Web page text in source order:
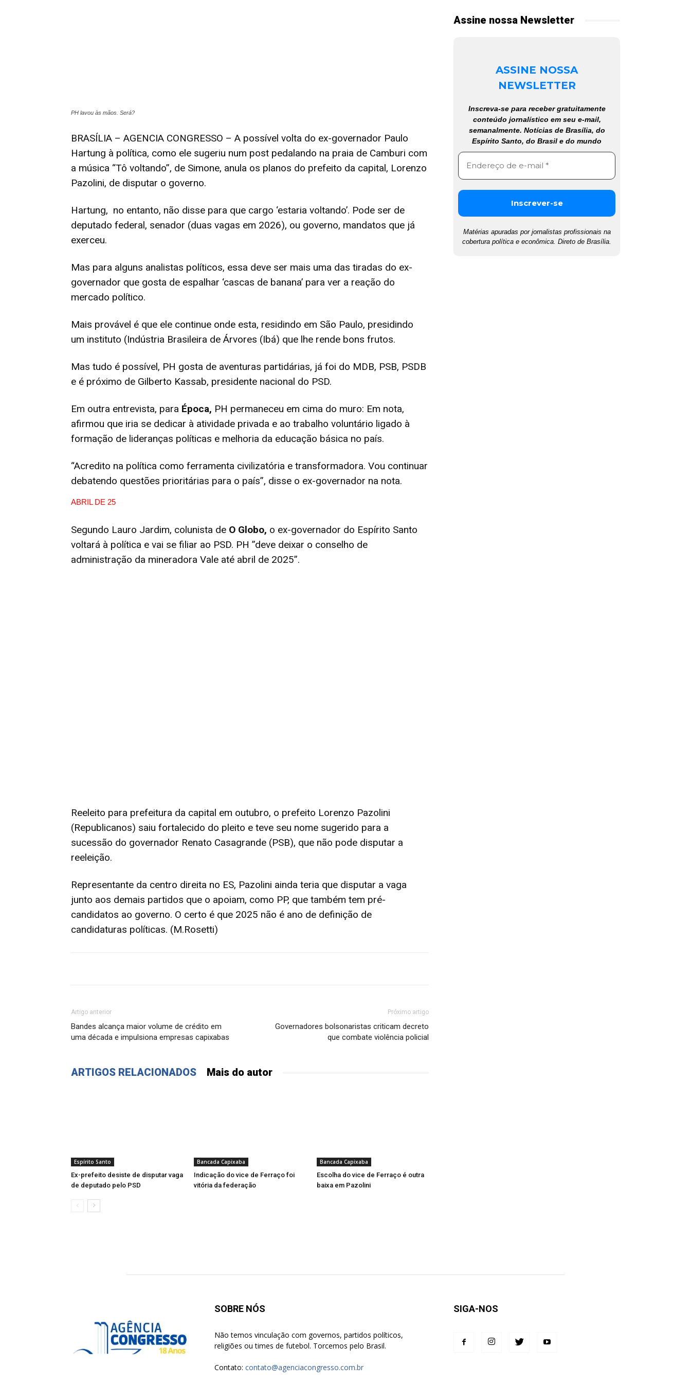
PH lavou às mãos. Será?
BRASÍLIA – AGENCIA CONGRESSO – A possível volta do ex-governador Paulo
Hartung à política, como ele sugeriu num post pedalando na praia de Camburi com
a música “Tô voltando”, de Simone, anula os planos do prefeito da capital, Lorenzo
Pazolini, de disputar o governo.
Hartung, no entanto, não disse para que cargo ‘estaria voltando’. Pode ser de
deputado federal, senador (duas vagas em 2026), ou governo, mandatos que já
exerceu.
Mas para alguns analistas políticos, essa deve ser mais uma das tiradas do ex-
governador que gosta de espalhar ‘cascas de banana’ para ver a reação do
mercado político.
Mais provável é que ele continue onde esta, residindo em São Paulo, presidindo
um instituto (Indústria Brasileira de Árvores (Ibá) que lhe rende bons frutos.
Mas tudo é possível, PH gosta de aventuras partidárias, já foi do MDB, PSB, PSDB
e é próximo de Gilberto Kassab, presidente nacional do PSD.
Em outra entrevista, para Época, PH permaneceu em cima do muro: Em nota,
afirmou que iria se dedicar à atividade privada e ao trabalho voluntário ligado à
formação de lideranças políticas e melhoria da educação básica no país.
“Acredito na política como ferramenta civilizatória e transformadora. Vou continuar
debatendo questões prioritárias para o país”, disse o ex-governador na nota.
ABRIL DE 25
Segundo Lauro Jardim, colunista de O Globo, o ex-governador do Espírito Santo
voltará à política e vai se filiar ao PSD. PH ”deve deixar o conselho de
administração da mineradora Vale até abril de 2025”.
Reeleito para prefeitura da capital em outubro, o prefeito Lorenzo Pazolini
(Republicanos) saiu fortalecido do pleito e teve seu nome sugerido para a
sucessão do governador Renato Casagrande (PSB), que não pode disputar a
reeleição.
Representante da centro direita no ES, Pazolini ainda teria que disputar a vaga
junto aos demais partidos que o apoiam, como PP, que também tem pré-
candidatos ao governo. O certo é que 2025 não é ano de definição de
candidaturas políticas. (M.Rosetti)
Artigo anterior
Bandes alcança maior volume de crédito em
uma década e impulsiona empresas capixabas
Próximo artigo
Governadores bolsonaristas criticam decreto
que combate violência policial
ARTIGOS RELACIONADOS Mais do autor
Espírito Santo
Ex-prefeito desiste de disputar vaga
de deputado pelo PSD
Bancada Capixaba
Indicação do vice de Ferraço foi
vitória da federação
Bancada Capixaba
Escolha do vice de Ferraço é outra
baixa em Pazolini
Assine nossa Newsletter
ASSINE NOSSA
NEWSLETTER
Inscreva-se para receber gratuitamente
conteúdo jornalístico em seu e-mail,
semanalmente. Notícias de Brasília, do
Espírito Santo, do Brasil e do mundo
Matérias apuradas por jornalistas profissionais na
cobertura política e econômica. Direto de Brasília.
SOBRE NÓS
Não temos vinculação com governos, partidos políticos,
religiões ou times de futebol. Torcemos pelo Brasil.
Contato: contato@agenciacongresso.com.br
SIGA-NOS